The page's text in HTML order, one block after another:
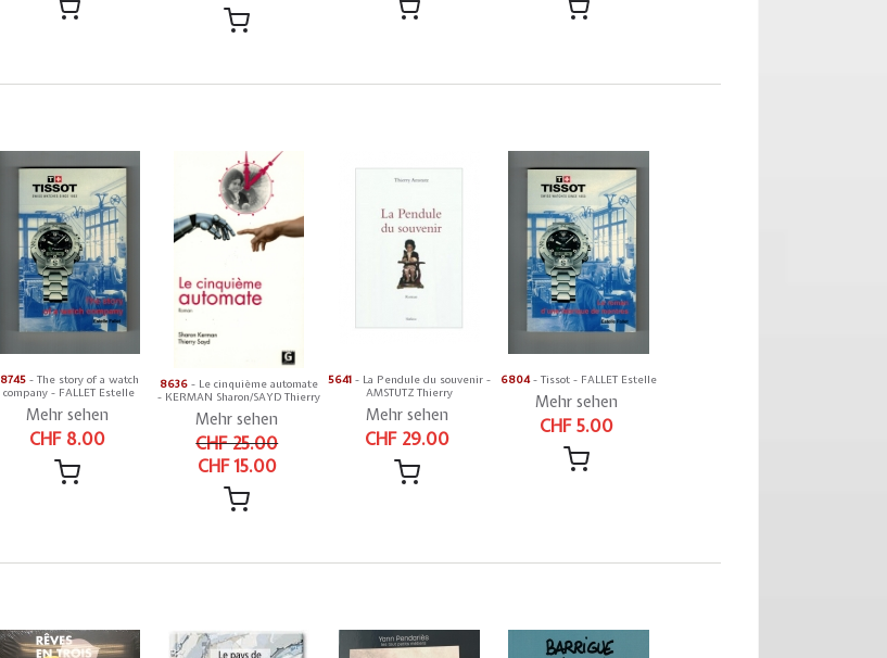
8745- The story of a watch
company - FALLET Estelle
Mehr sehen
CHF 8.00
8636 - Le cinquième automate
- KERMAN Sharon/SAYD Thierry
Mehr sehen
CHF 25.00
CHF 15.00
5641- La Pendule du souvenir -
AMSTUTZ Thierry
Mehr sehen
CHF 29.00
6804- Tissot - FALLET Estelle
Mehr sehen
CHF 5.00